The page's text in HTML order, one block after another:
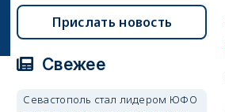
Прислать новость
Свежее
Севастополь стал лидером ЮФО